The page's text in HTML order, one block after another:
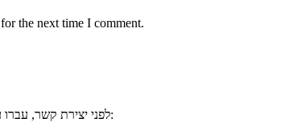
the next time I comment.
לפני יצירת קשר,, ייתכן וכבר ענינו לשאלתכם. למשל: